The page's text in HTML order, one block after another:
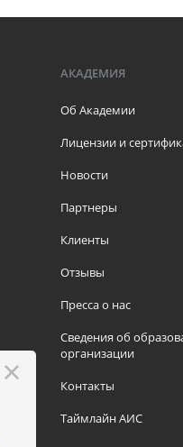
АКАДЕМИЯ
Об Академии
Лицензии и
Новости
Партнеры
Клиенты
Отзывы
Пресса о нас
Сведения об
организации
Контакты
Таймлайн АИС